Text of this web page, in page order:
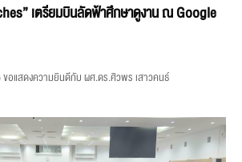
เตรียมบินลัดฟ้าศึกษาดูงาน ณ Google
อแสดงความยินดีกับ ผศ.ดร.ศิวพร เสาวคนธ์